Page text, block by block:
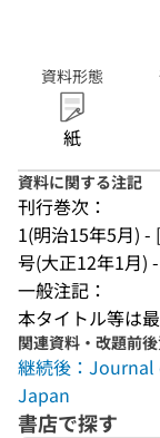
資料形態
紙
資料に関する注記
刊行巻次：
1(明治15年5月) -
号(大正12年1月)
一般注記：
本タイトル等は
関連資料・改題前
継続後：
Japan
書店で探す